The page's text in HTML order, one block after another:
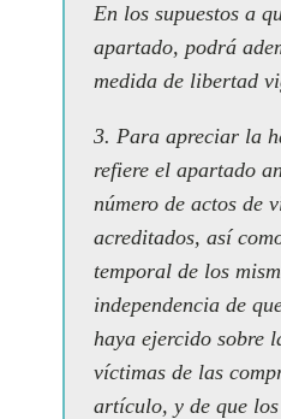
En los supuestos a
apartado, podrá
medida de libertad
3. Para apreciar la
refiere el apartado
número de actos de
acreditados, así
temporal de los
independencia de
haya ejercido sobre
víctimas de las
artículo, y de que